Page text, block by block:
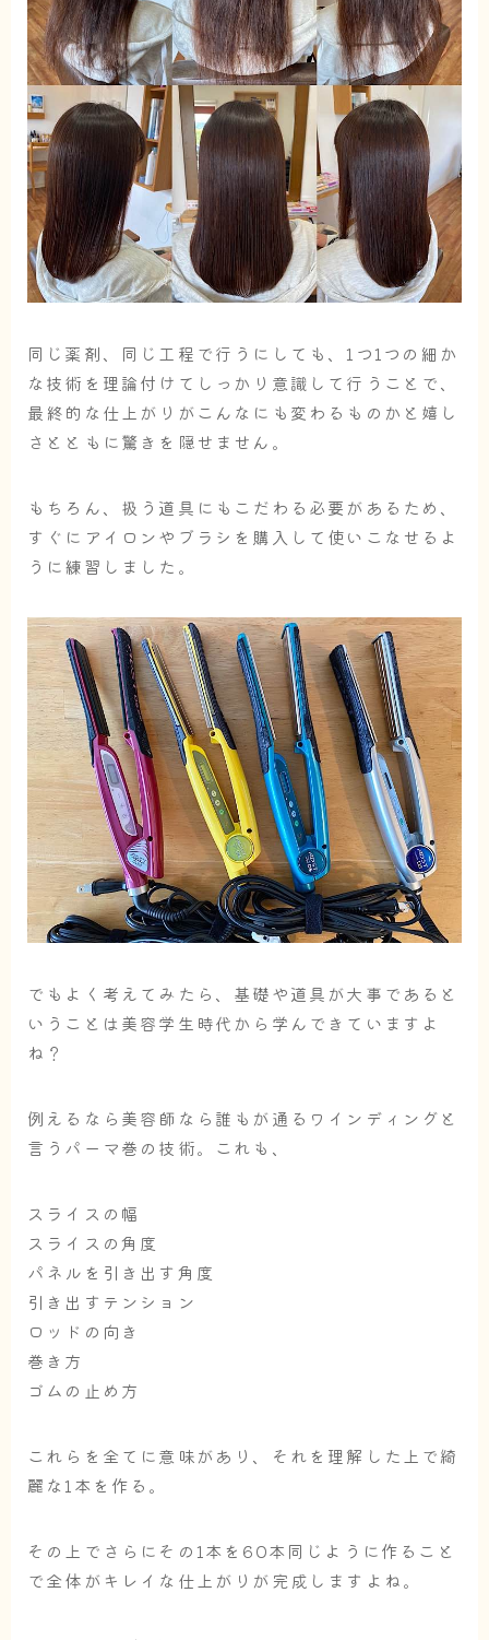
同じ薬剤、同じ工程で行うにしても、1つ1つの細か
な技術を理論付けてしっかり意識して行うことで、
最終的な仕上がりがこんなにも変わるものかと嬉し
さとともに驚きを隠せません。
もちろん、扱う道具にもこだわる必要があるため、
すぐにアイロンやブラシを購入して使いこなせるよ
うに練習しました。
でもよく考えてみたら、基礎や道具が大事であると
いうことは美容学生時代から学んできていますよ
ね？
例えるなら美容師なら誰もが通るワインディングと
言うパーマ巻の技術。これも、
スライスの幅
スライスの角度
パネルを引き出す角度
引き出すテンション
ロッドの向き
巻き方
ゴムの止め方
これらを全てに意味があり、それを理解した上で綺
麗な1本を作る。
その上でさらにその1本を60本同じように作ること
で全体がキレイな仕上がりが完成しますよね。